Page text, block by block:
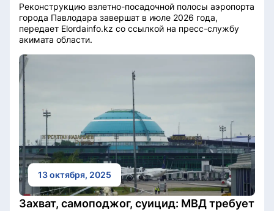
Реконструкцию взлетно-посадочной полосы аэропорта
города Павлодара завершат в июле 2026 года,
передает Elordainfo.kz со ссылкой на пресс-службу
акимата области.
13 октября, 2025
Захват, самоподжог, суицид: МВД требует